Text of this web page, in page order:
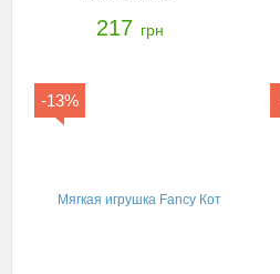
217 грн
-13%